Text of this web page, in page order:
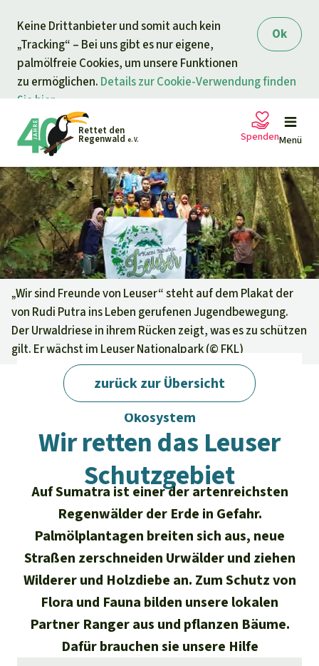
Ok
Keine Drittanbieter und somit auch kein
„Tracking“ – Bei uns gibt es nur eigene,
palmölfreie Cookies, um unsere Funktionen
zu ermöglichen. Details zur Cookie-Verwendung finden
Sie hier.
springen
Rettet den
Regenwald e. V. Menü
Petitionen
Projekte
Informieren
Aktuelles
Erfolge
Alle News
Kids
Newsletter­anmeldung
Unsere Themen
Der Regenwald
Klima
Biodiversität
Palmöl
Biokraftstoff
Tropenholz
Aktuelle Ausgabe
04/2025
03/2025
02/2025
01/2025
Ältere Ausgaben
Erfolge
Shop
uns
Der Verein
40 Jahre Vereins­geschichte
Häufige Fragen
Jahresberichte
Stiftung
Medien
Presse
Presse-Echo
Widget einbinden
Banner einbinden
Suche
Deutsch
English
Français
Spenden
Ihre Spende hilft
Allgemeine Spende
Dringender Spendenaufruf
Regenwald-Urkunden
Fragen & Antworten
Testament
SpendenkontoRettet den
Regenwald e. V.
DE11 4306096720250541 00
GENODEM1GLS
GLS Bank
IBAN kopieren
Spenden für ein Thema
Tierschutz
Spenden für eine Region
„Wir sind Freunde von Leuser“ steht auf dem Plakat der
von Rudi Putra ins Leben gerufenen Jugendbewegung.
Der Urwaldriese in ihrem Rücken zeigt, was es zu schützen
gilt. Er wächst im Leuser Nationalpark (© FKL)
zurück zur Übersicht
Regenwald Report 02/2018 · Leuser-
Ökosystem
Wir retten das Leuser
Schutzgebiet
Auf Sumatra ist einer der artenreichsten
Regenwälder der Erde in Gefahr.
Palmölplantagen breiten sich aus, neue
Straßen zerschneiden Urwälder und ziehen
Wilderer und Holzdiebe an. Zum Schutz von
Flora und Fauna bilden unsere lokalen
Partner Ranger aus und pflanzen Bäume.
Dafür brauchen sie unsere Hilfe